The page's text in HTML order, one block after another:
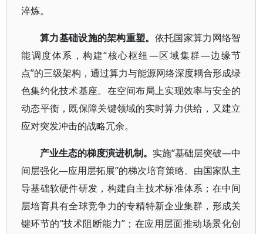
淬炼。
算力基础设施的架构重塑。 依托国家算力网络智
能调度体系，构建“核心枢纽—区域集群—边缘节
点”的三级架构，通过算力与能源网络深度耦合形成绿
色集约化技术基座。在空间布局上实现效率与安全的
动态平衡，既保障关键领域的实时算力供给，又建立
应对突发冲击的战略冗余。
产业生态的梯度演进机制。 实施“基础层突破—中
间层强化—应用层拓展”的梯次培育策略。由国家队主
导基础软硬件研发，构建自主技术标准体系；在中间
层培育具有全球竞争力的专精特新企业集群，形成关
键环节的“技术阻断能力”；在应用层面推动场景化创